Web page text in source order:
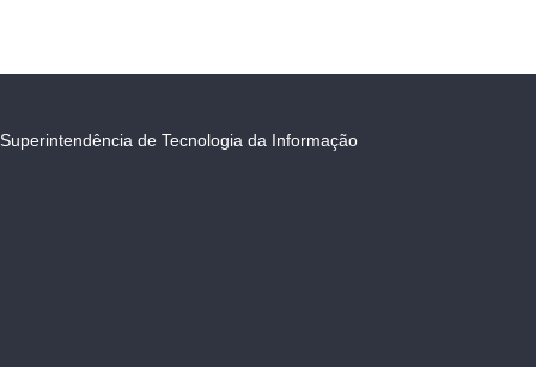
Superintendência de Tecnologia da Informação